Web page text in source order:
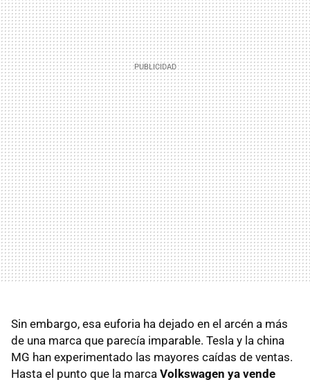
Sin embargo, esa euforia ha dejado en el arcén a más
de una marca que parecía imparable. Tesla y la china
MG han experimentado las mayores caídas de ventas.
Hasta el punto que la marca Volkswagen ya vende